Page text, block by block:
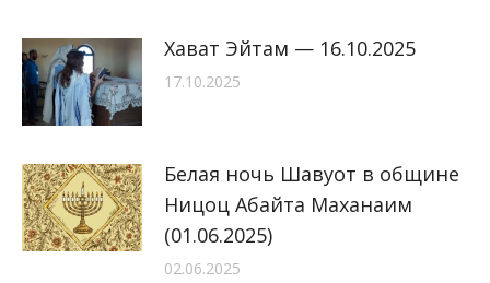
Хават Эйтам — 16.10.2025
17.10.2025
Белая ночь Шавуот в общине
Ницоц Абайта Маханаим
(01.06.2025)
02.06.2025